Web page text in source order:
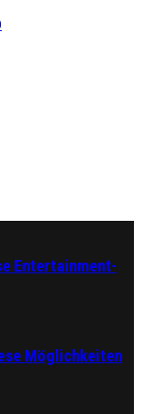
Entertainment-
Möglichkeiten